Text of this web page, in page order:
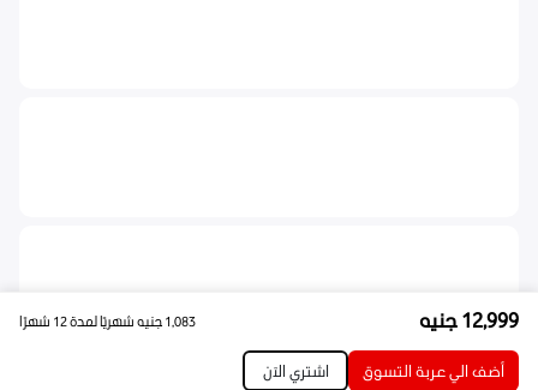
12,999 جنيه 1,083 جنيه شهريًا لمدة 12 شهرًا
أضف الي عربة التسوق اشتري الآن